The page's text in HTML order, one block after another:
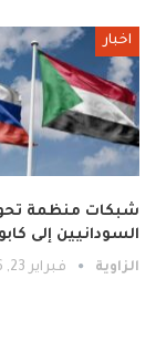
اخبار
شبكات منظمة
السودانيين إلى
الزاوية فبراير 23, 2026